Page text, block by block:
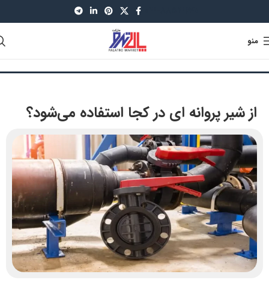
منو
از شیر پروانه ای در کجا استفاده می‌شود؟